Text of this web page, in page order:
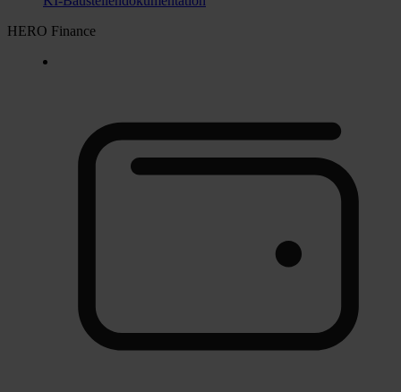
HERO Finance